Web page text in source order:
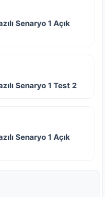
Senaryo 1 Açık
Senaryo 1 Test 2
Senaryo 1 Açık